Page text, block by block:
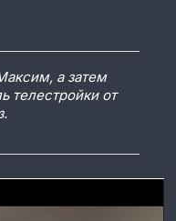
а затем
телестройки от